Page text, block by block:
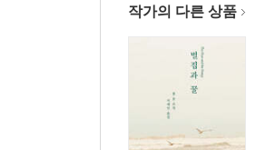
작가의 다른 상품